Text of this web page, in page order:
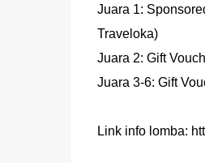
Juara 1:
Traveloka)
Juara 2: Gift
Juara 3-6: Gift
Link info lomba: